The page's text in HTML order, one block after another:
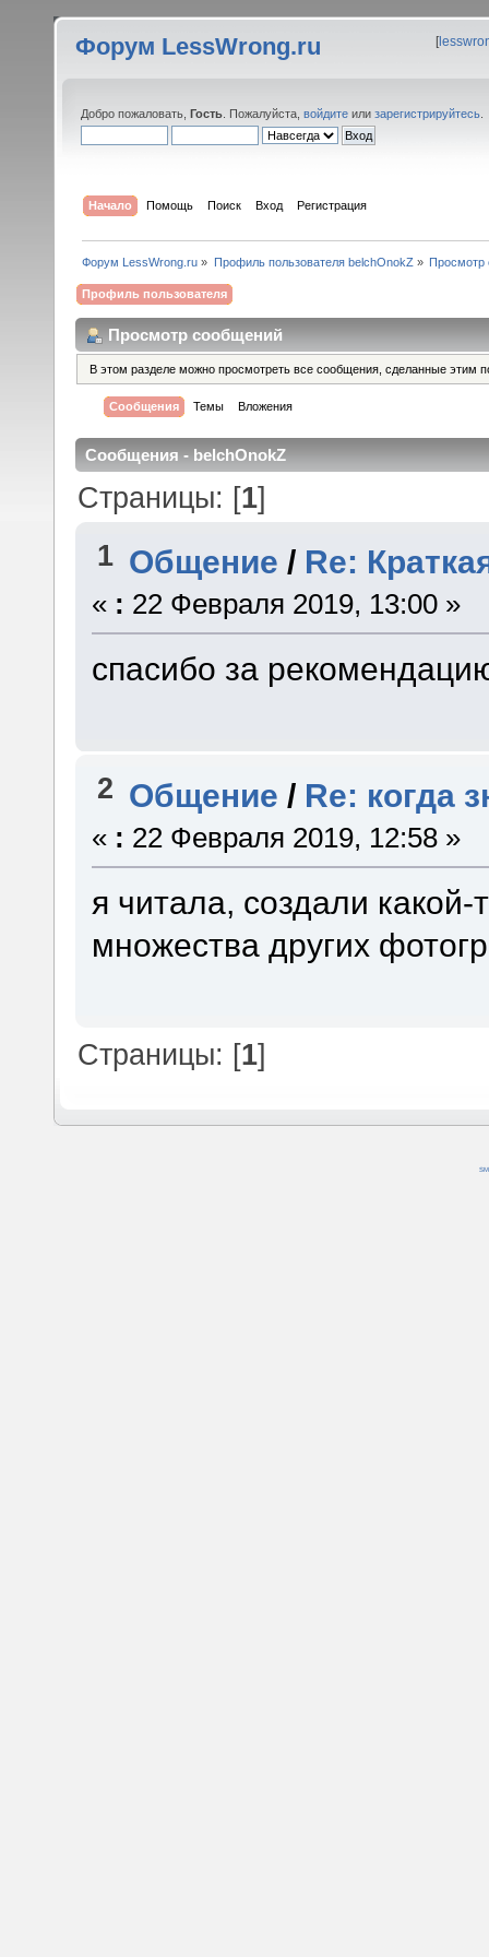
Форум LessWrong.ru [
Добро пожаловать, Гость . Пожалуйста, войдите или зарегистрируйтесь
Начало Помощь Поиск Вход Регистрация
Форум LessWrong.ru » Профиль пользователя belchOnokZ » Просмотр
Профиль пользователя
Просмотр сообщений
В этом разделе можно просмотреть все сообщения, сделанные этим
Сообщения Темы Вложения
Сообщения - belchOnokZ
Страницы: [1]
1 Общение / Re:
« : 22 Февраля 2019, 13:00 »
спасибо за
2 Общение / Re: когда
« : 22 Февраля 2019, 12:58 »
я читала, создали какой-
множества других
Страницы: [1]